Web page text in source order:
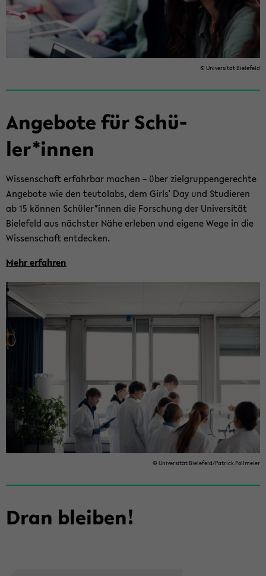
© Uni­ver­si­tät Bie­le­feld
An­ge­bo­te für Schü­
ler*innen
Wis­sen­schaft er­fahr­bar ma­chen – über ziel­grup­pen­ge­rech­te
An­ge­bo­te wie den teu­tol­abs, dem Girls' Day und Stu­die­ren
ab 15 kön­nen Schü­ler*innen die For­schung der Uni­ver­si­tät
Bie­le­feld aus nächs­ter Nähe er­le­ben und ei­ge­ne Wege in die
Wis­sen­schaft ent­de­cken.
Mehr er­fah­ren
© Uni­ver­si­tät Bie­le­feld/Pa­trick Poll­mei­er
Dran blei­ben!